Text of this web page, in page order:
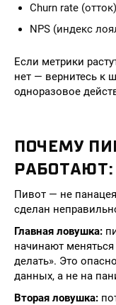
Churn rate (отток)
NPS (индекс
Если метрики
нет — вернитесь к
одноразовое
ПОЧЕМУ
Пивот — не
сделан
Главная ловушка:
начинают
делать». Это
данных, а не на
Вторая ловушка: